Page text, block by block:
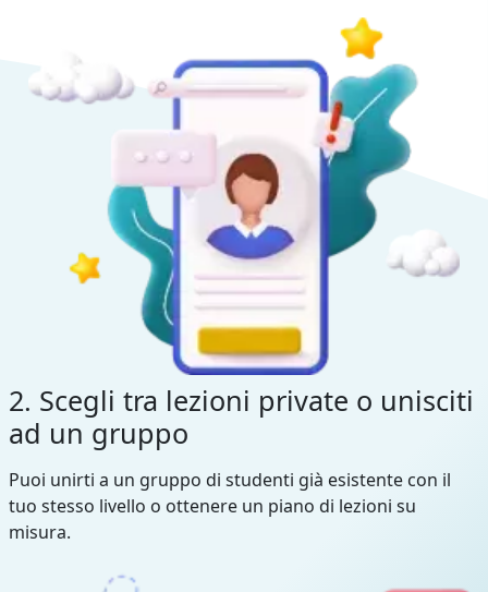
2. Scegli tra lezioni private o unisciti
ad un gruppo
Puoi unirti a un gruppo di studenti già esistente con il
tuo stesso livello o ottenere un piano di lezioni su
misura.